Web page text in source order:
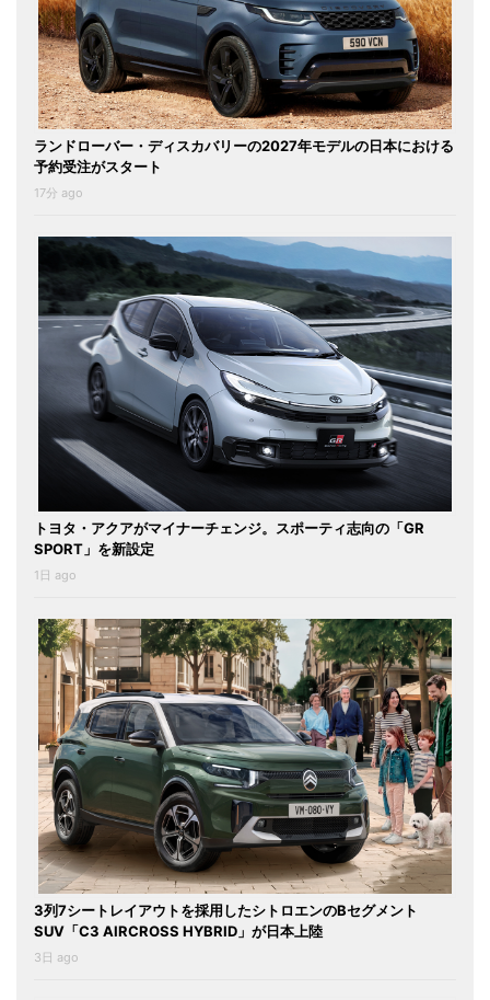
ランドローバー・ディスカバリーの2027年モデルの日本における
予約受注がスタート
17分 ago
トヨタ・アクアがマイナーチェンジ。スポーティ志向の「GR
SPORT」を新設定
1日 ago
3列7シートレイアウトを採用したシトロエンのBセグメント
SUV「C3 AIRCROSS HYBRID」が日本上陸
3日 ago